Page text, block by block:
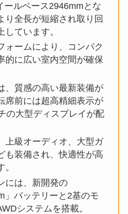
ールベース2946mmとな
り全長が短縮され取り回
しています。
ォームにより、コンパク
的に広い室内空間が確保
、質感の高い最新装備が
席前には超高精細表示が
の大型ディスプレイが配
上級オーディオ、大型ガ
も装備され、快適性が高
には、新開発の
」バッテリーと2基のモ
システムを搭載。